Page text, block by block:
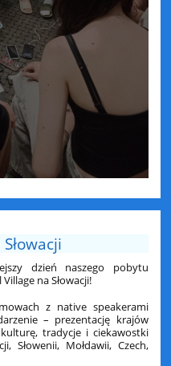
dzień naszego pobytu
na Słowacji!
z native speakerami
– prezentację krajów
tradycje i ciekawostki
Słowenii, Mołdawii, Czech,